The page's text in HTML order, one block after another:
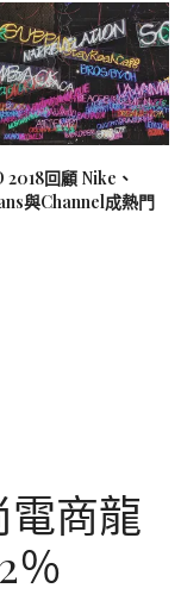
回顧 Nike、
與Channel成熱門
商龍
％